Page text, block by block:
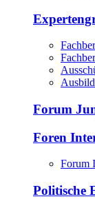
Forum
Foren
Forum
Politische